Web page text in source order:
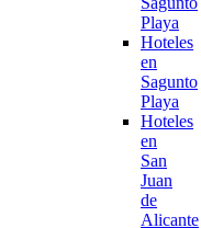
Playa
Hoteles
en
Sagunto
Playa
Hoteles
en
San
Juan
de
Alicante